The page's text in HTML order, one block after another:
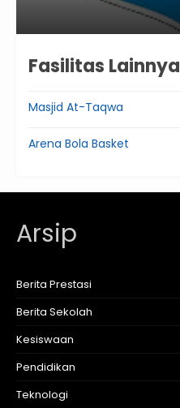
Fasilitas Lainnya
Masjid At-Taqwa
Arena Bola Basket
Arsip
Berita Prestasi
Berita Sekolah
Kesiswaan
Pendidikan
Teknologi